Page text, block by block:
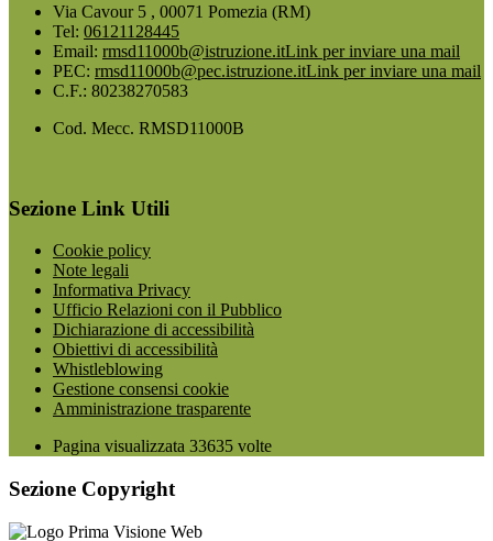
Via Cavour 5 , 00071 Pomezia (RM)
Tel: 06121128445
Email: rmsd11000b@istruzione.itLink per inviare una mail
PEC: rmsd11000b@pec.istruzione.itLink per inviare una mail
C.F.: 80238270583
Cod. Mecc. RMSD11000B
Sezione Link Utili
Cookie policy
Note legali
Informativa Privacy
Ufficio Relazioni con il Pubblico
Dichiarazione di accessibilità
Obiettivi di accessibilità
Whistleblowing
Gestione consensi cookie
Amministrazione trasparente
Pagina visualizzata 33635 volte
Sezione Copyright